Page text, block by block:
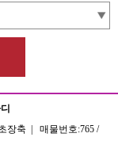
장축 | 매물번호:765 /